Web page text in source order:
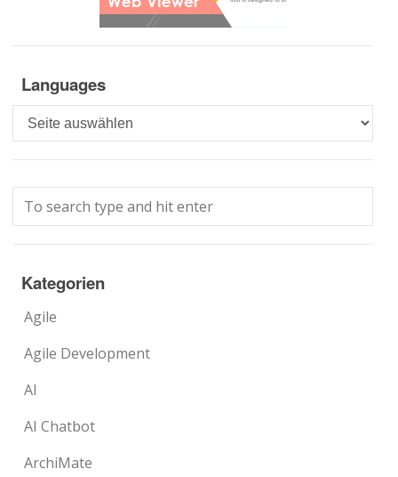
Languages
Languages
Kategorien
Agile
Agile Development
AI
AI Chatbot
ArchiMate